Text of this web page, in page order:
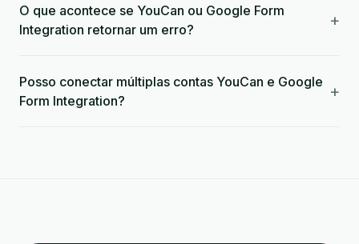
O que acontece se YouCan ou Google Form
Integration retornar um erro?
+
Posso conectar múltiplas contas YouCan e Google
Form Integration?
+